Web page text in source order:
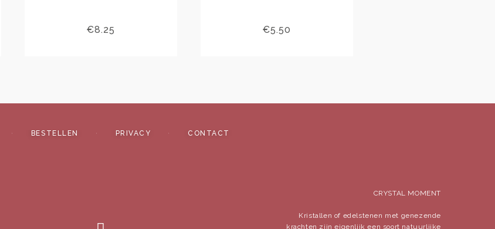
€8.25 €5.50
BESTELLEN PRIVACY CONTACT
CRYSTAL MOMENT
Kristallen of edelstenen met genezende
krachten zijn eigenlijk een soort natuurlijke